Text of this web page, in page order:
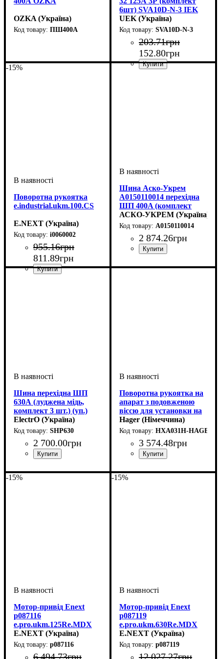
OZKA (Україна)
ПШ400А
6шт) SVA10D-N-3 IEK
UEK (Україна)
SVA10D-N-3
203.71грн
152.80грн
-15%
Поворотна рукоятка
e.industrial.ukm.100.CS
E.NEXT (Україна)
i0060002
955.16грн
811.89грн
Шина Аско-Укрем
A0150110014 перехідна
ШП 400A (комплект
6шт)
АСКО-УКРЕМ (Україна)
A0150110014
2 874.26грн
Шина перехідна ШП
630А (луджена мідь,
комплект 3 шт.) (уп.)
ElectrO (Україна)
SHP630
2 700.00грн
перехідна
Поворотна рукоятка на
апарат з подовженою
віссю для установки на
двері x160
Hager (Німеччина)
HXA031H-HAGER
3 574.48грн
-15%
Мотор-привід Enext
p087116
e.pro.ukm.125Re.MDX
230В
E.NEXT (Україна)
p087116
6 494.73грн
-15%
Мотор-привід Enext
p087119
e.pro.ukm.630Re.MDX
230В
E.NEXT (Україна)
p087119
12 027.27грн